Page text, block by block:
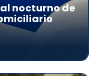
nocturno de